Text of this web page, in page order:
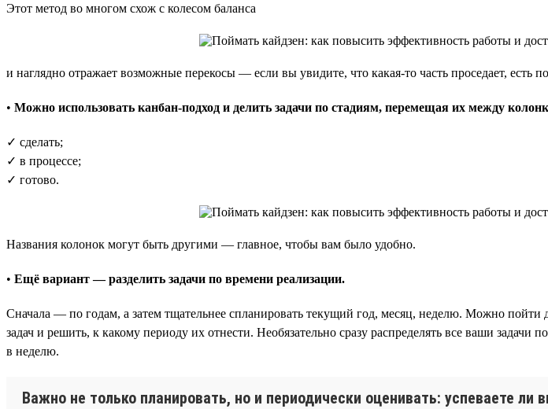
Этот метод во многом схож с колесом баланса
и наглядно отражает возможные перекосы — если вы увидите, что какая-то часть проседает, есть
• Можно использовать канбан-подход и делить задачи по стадиям, перемещая их между
✓ сделать;
✓ в процессе;
✓ готово.
Названия колонок могут быть другими — главное, чтобы вам было удобно.
• Ещё вариант — разделить задачи по времени реализации.
Сначала — по годам, а затем тщательнее спланировать текущий год, месяц, неделю. Можно
задач и решить, к какому периоду их отнести. Необязательно сразу распределять все ваши
в неделю.
Важно не только планировать, но и периодически оценивать: успеваете